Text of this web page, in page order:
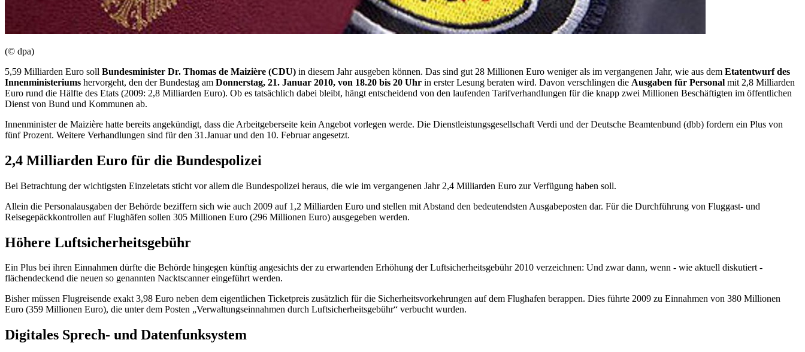
(© dpa)
5,59 Milliarden Euro soll Bundesminister Dr. Thomas de Maizière (CDU) in diesem Jahr ausgeben können. Das sind gut 28 Millionen Euro weniger als im vergangenen Jahr, wie aus dem Etatentwurf des
Innenministeriums hervorgeht, den der Bundestag am Donnerstag, 21. Januar 2010, von 18.20 bis 20 Uhr in erster Lesung beraten wird. Davon verschlingen die Ausgaben für Personal mit 2,8 Milliarden
Euro rund die Hälfte des Etats (2009: 2,8 Milliarden Euro). Ob es tatsächlich dabei bleibt, hängt entscheidend von den laufenden Tarifverhandlungen für die knapp zwei Millionen Beschäftigten im öffentlichen
Dienst von Bund und Kommunen ab.
Innenminister de Maizière hatte bereits angekündigt, dass die Arbeitgeberseite kein Angebot vorlegen werde. Die Dienstleistungsgesellschaft Verdi und der Deutsche Beamtenbund (dbb) fordern ein Plus von
fünf Prozent. Weitere Verhandlungen sind für den 31.Januar und den 10. Februar angesetzt.
2,4 Milliarden Euro für die Bundespolizei
Bei Betrachtung der wichtigsten Einzeletats sticht vor allem die Bundespolizei heraus, die wie im vergangenen Jahr 2,4 Milliarden Euro zur Verfügung haben soll.
Allein die Personalausgaben der Behörde beziffern sich wie auch 2009 auf 1,2 Milliarden Euro und stellen mit Abstand den bedeutendsten Ausgabeposten dar. Für die Durchführung von Fluggast- und
Reisegepäckkontrollen auf Flughäfen sollen 305 Millionen Euro (296 Millionen Euro) ausgegeben werden.
Höhere Luftsicherheitsgebühr
Ein Plus bei ihren Einnahmen dürfte die Behörde hingegen künftig angesichts der zu erwartenden Erhöhung der Luftsicherheitsgebühr 2010 verzeichnen: Und zwar dann, wenn - wie aktuell diskutiert -
flächendeckend die neuen so genannten Nacktscanner eingeführt werden.
Bisher müssen Flugreisende exakt 3,98 Euro neben dem eigentlichen Ticketpreis zusätzlich für die Sicherheitsvorkehrungen auf dem Flughafen berappen. Dies führte 2009 zu Einnahmen von 380 Millionen
Euro (359 Millionen Euro), die unter dem Posten „Verwaltungseinnahmen durch Luftsicherheitsgebühr“ verbucht wurden.
Digitales Sprech- und Datenfunksystem